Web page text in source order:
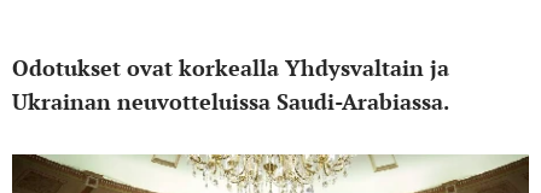
Odotukset ovat korkealla Yhdysvaltain ja
Ukrainan neuvotteluissa Saudi-Arabiassa.